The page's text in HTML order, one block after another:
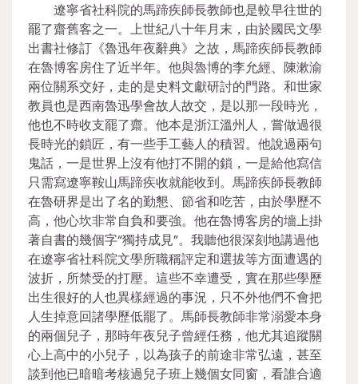
遼寧省社科院的馬蹄疾師長教師也是較早往世的
罷了齋舊客之一。上世紀八十年月末，由於國民文學
出書社修訂《魯迅年夜辭典》之故，馬蹄疾師長教師
在魯博客房住了近半年。他與魯博的李允經、陳漱渝
兩位關系交好，走的是史料文獻研討的門路。和世家
教員也是西南魯迅學會故人故交，是以那一段時光，
他也不時收支罷了齋。他本是浙江溫州人，嘗做過很
長時光的鎖匠，有一些手工藝人的積習。他說過兩句
鬼話，一是世界上沒有他打不開的鎖，一是給他寫信
只需寫遼寧鞍山馬蹄疾收就能收到。馬蹄疾師長教師
在魯研界是出了名的勤懇、節省和吃苦，由於學歷不
高，他心坎非常自負和要強。他在魯博客房的墻上掛
著自書的幾個字“獨持成見”。我聽他很深刻地講過他
在遼寧省社科院文學所職稱評定和選拔等方面遭遇的
波折，所禁受的打壓。這些不幸遭受，實在那些學歷
出生很好的人也異樣經過的事況，只不外他們不會把
人生掉意回諸學歷低罷了。馬師長教師非常溺愛本身
的兩個兒子，那時年夜兒子曾經任務，他尤其追蹤關
心上高中的小兒子，以為孩子的前途非常弘遠，甚至
談到他已暗暗考核過兒子班上幾個女同窗，看誰合適